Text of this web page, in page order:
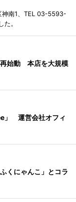
神南1、TEL 03-5593-
。
再始動 本店を大規模
」 運営会社オフィ
くにゃんこ」とコラ